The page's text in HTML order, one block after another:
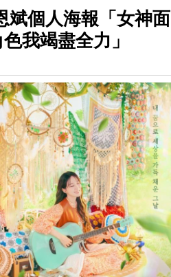
斌個人海報「女神面
我竭盡全力」